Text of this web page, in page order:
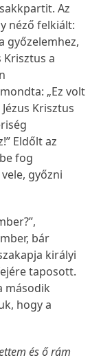
Az
néző felkiált:
győzelemhez,
Krisztus a
„Ez volt
Krisztus
Eldőlt az
fog
győzni
bár
királyi
taposott.
második
hogy a
és ő rám